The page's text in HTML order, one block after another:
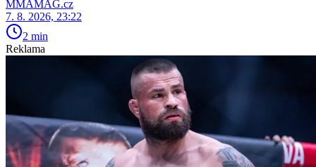
MMAMAG.cz
7. 8. 2026, 23:22
2 min
Reklama